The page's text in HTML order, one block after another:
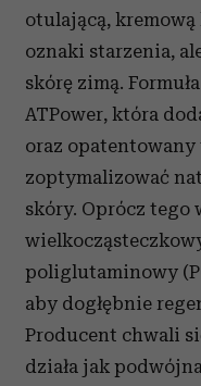
otulającą,
oznaki starzenia,
skórę zimą.
ATPower, która
oraz
zoptymalizować
skóry. Oprócz tego
poliglutaminowy
aby dogłębnie
Producent chwali
działa jak